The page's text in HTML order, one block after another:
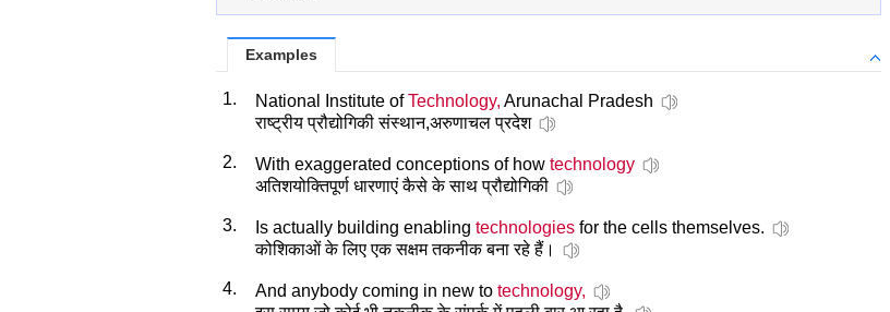
Examples
1. National Institute ofTechnology, Arunachal Pradesh
राष्ट्रीय प्रौद्योगिकी संस्थान,अरुणाचल प्रदेश
2. With exaggerated conceptions of how technology
अतिशयोक्तिपूर्ण धारणाएं कैसे के साथ प्रौद्योगिकी
3. Is actually building enabling technologies for the cells themselves.
कोशिकाओं के लिए एक सक्षम तकनीक बना रहे हैं।
4. And anybody coming in new to technology,